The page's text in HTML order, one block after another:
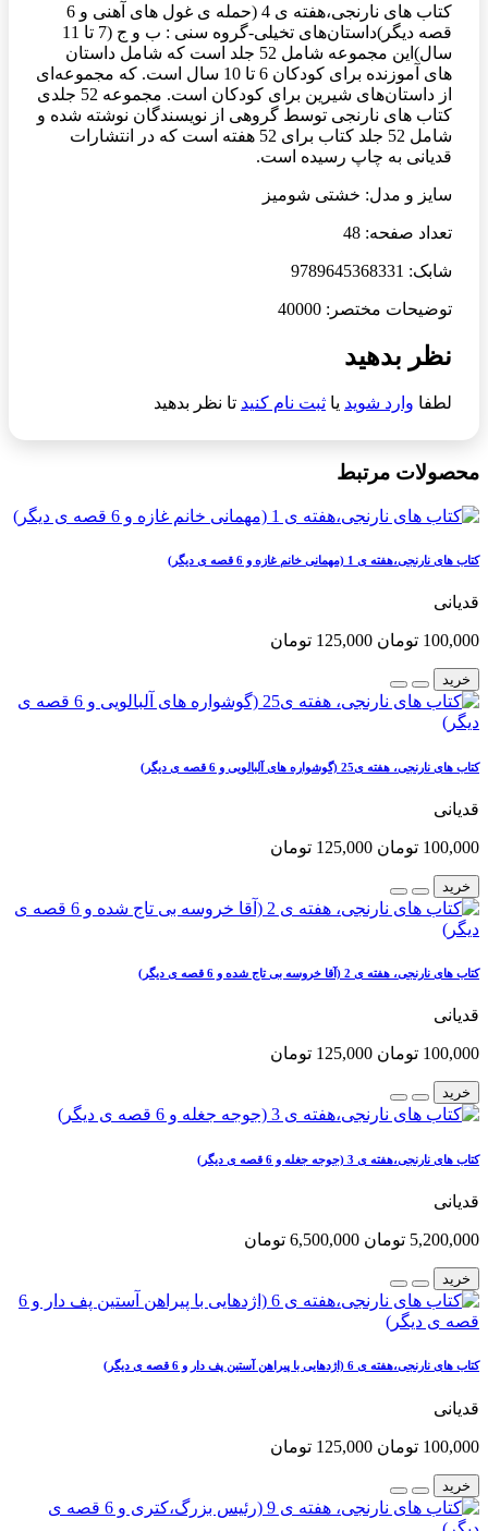
کتاب های نارنجی،هفته ی 4 (حمله ی غول های آهنی و 6
قصه دیگر)داستان‌های تخیلی-گروه سنی : ب و ج (7 تا 11
سال)این مجموعه شامل 52 جلد است که شامل داستان
های آموزنده برای کودکان 6 تا 10 سال است. که مجموعه‌ای
از داستان‌های شیرین برای کودکان است. مجموعه 52 جلدی
کتاب های نارنجی توسط گروهی از نویسندگان نوشته شده و
شامل 52 جلد کتاب برای 52 هفته است که در انتشارات
قدیانی به چاپ رسیده است.
سایز و مدل: خشتی شومیز
تعداد صفحه: 48
شابک: 9789645368331
توضیحات مختصر: 40000
نظر بدهید
لطفا وارد شوید یا ثبت نام کنید تا نظر بدهید
محصولات مرتبط
کتاب های نارنجی،هفته ی 1 (مهمانی خانم غازه و 6 قصه ی دیگر)
قدیانی
100,000 تومان 125,000 تومان
خرید
کتاب های نارنجی، هفته ی25 (گوشواره های آلبالویی و 6 قصه ی دیگر)
قدیانی
100,000 تومان 125,000 تومان
خرید
کتاب های نارنجی، هفته ی 2 (آقا خروسه بی تاج شده و 6 قصه ی دیگر)
قدیانی
100,000 تومان 125,000 تومان
خرید
کتاب های نارنجی،هفته ی 3 (جوجه جغله و 6 قصه ی دیگر)
قدیانی
5,200,000 تومان 6,500,000 تومان
خرید
کتاب های نارنجی،هفته ی 6 (اژدهایی با پیراهن آستین پف دار و 6 قصه ی دیگر)
قدیانی
100,000 تومان 125,000 تومان
خرید